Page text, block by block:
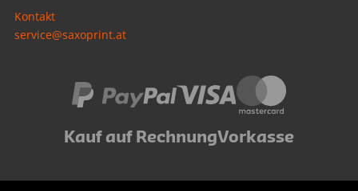
Kontakt
service@saxoprint.at
Kauf auf RechnungVorkasse